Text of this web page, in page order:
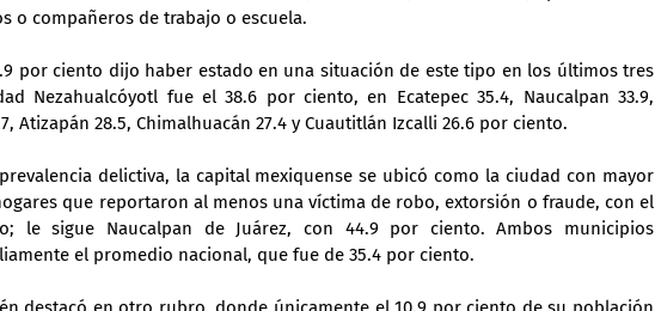
o compañeros de trabajo o escuela.
por ciento dijo haber estado en una situación de este tipo en los últimos tres
Nezahualcóyotl fue el 38.6 por ciento, en Ecatepec 35.4, Naucalpan 33.9,
Atizapán 28.5, Chimalhuacán 27.4 y Cuautitlán Izcalli 26.6 por ciento.
delictiva, la capital mexiquense se ubicó como la ciudad con mayor
que reportaron al menos una víctima de robo, extorsión o fraude, con el
le sigue Naucalpan de Juárez, con 44.9 por ciento. Ambos municipios
el promedio nacional, que fue de 35.4 por ciento.